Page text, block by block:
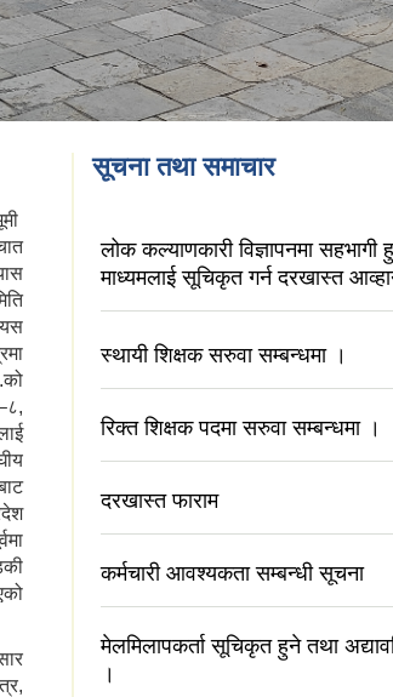
सूचना तथा समाचार
लोक कल्याणकारी विज्ञापनमा सहभागी
माध्यमलाई सूचिकृत गर्न दरखास्त
स्थायी शिक्षक सरुवा सम्बन्धमा ।
रिक्त शिक्षक पदमा सरुवा सम्बन्धमा ।
दरखास्त फाराम
कर्मचारी आवश्यकता सम्बन्धी सूचना
मेलमिलापकर्ता सूचिकृत हुने तथा
।